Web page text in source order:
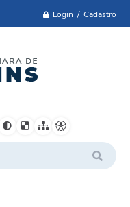
Login / Cadastro